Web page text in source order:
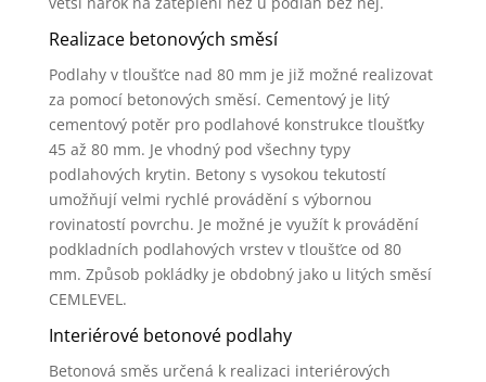
Realizace betonových směsí
Podlahy v tloušťce nad 80 mm je již možné realizovat
za pomocí betonových směsí. Cementový je litý
cementový potěr pro podlahové konstrukce tloušťky
45 až 80 mm. Je vhodný pod všechny typy
podlahových krytin. Betony s vysokou tekutostí
umožňují velmi rychlé provádění s výbornou
rovinatostí povrchu. Je možné je využít k provádění
podkladních podlahových vrstev v tloušťce od 80
mm. Způsob pokládky je obdobný jako u litých směsí
CEMLEVEL.
Interiérové betonové podlahy
Betonová směs určená k realizaci interiérových